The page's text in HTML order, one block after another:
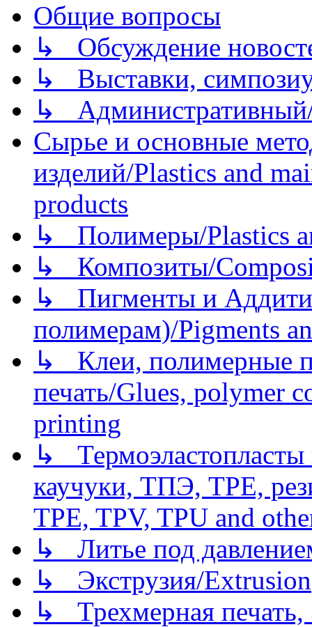
Общие вопросы
↳ Обсуждение
↳ Выставки,
↳
Сырье и основные
изделий/Plastics and
products
↳ Полимеры/Plastics
↳ Композиты/
↳ Пигменты и
полимерам)/Pigments
↳ Клеи, полимерные
печать/Glues, polymer
printing
↳
каучуки, ТПЭ, TPE,
TPE, TPV, TPU and
↳ Литье под
↳ Экструзия/Extrusion
↳ Трехмерная